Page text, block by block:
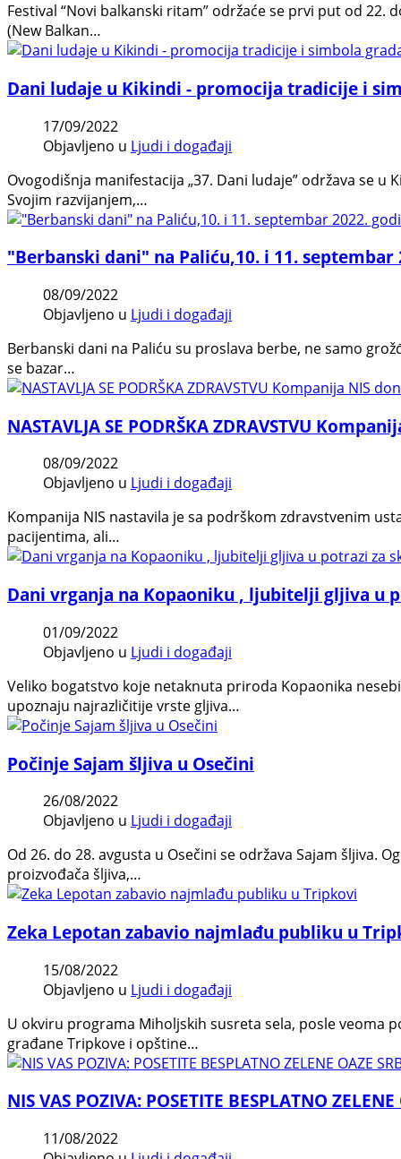
Festival “Novi balkanski ritam” održaće se prvi put od 22.
(New Balkan…
Dani ludaje u Kikindi - promocija tradicije i
17/09/2022
Objavljeno u Ljudi i događaji
Ovogodišnja manifestacija „37. Dani ludaje” održava se
Svojim razvijanjem,…
"Berbanski dani" na Paliću,10. i 11. septembar
08/09/2022
Objavljeno u Ljudi i događaji
Berbanski dani na Paliću su proslava berbe, ne samo
se bazar…
NASTAVLJA SE PODRŠKA ZDRAVSTVU
08/09/2022
Objavljeno u Ljudi i događaji
Kompanija NIS nastavila je sa podrškom zdravstvenim
pacijentima, ali…
Dani vrganja na Kopaoniku , ljubitelji gljiva u
01/09/2022
Objavljeno u Ljudi i događaji
Veliko bogatstvo koje netaknuta priroda Kopaonika
upoznaju najrazličitije vrste gljiva…
Počinje Sajam šljiva u Osečini
26/08/2022
Objavljeno u Ljudi i događaji
Od 26. do 28. avgusta u Osečini se održava Sajam šljiva.
proizvođača šljiva,…
Zeka Lepotan zabavio najmlađu publiku u
15/08/2022
Objavljeno u Ljudi i događaji
U okviru programa Miholjskih susreta sela, posle veoma
građane Tripkove i opštine…
NIS VAS POZIVA: POSETITE BESPLATNO
11/08/2022